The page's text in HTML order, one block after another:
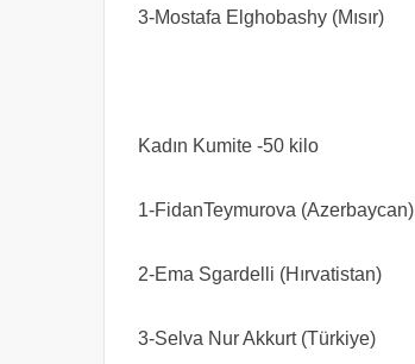
3-Mostafa Elghobashy (Mısır)
Kadın Kumite -50 kilo
1-FidanTeymurova (Azerbaycan)
2-Ema Sgardelli (Hırvatistan)
3-Selva Nur Akkurt (Türkiye)